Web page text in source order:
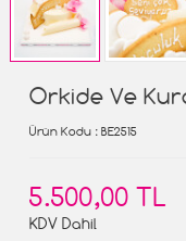
Orkide Ve
Ürün Kodu : BE2515
5.500,00 TL
KDV Dahil